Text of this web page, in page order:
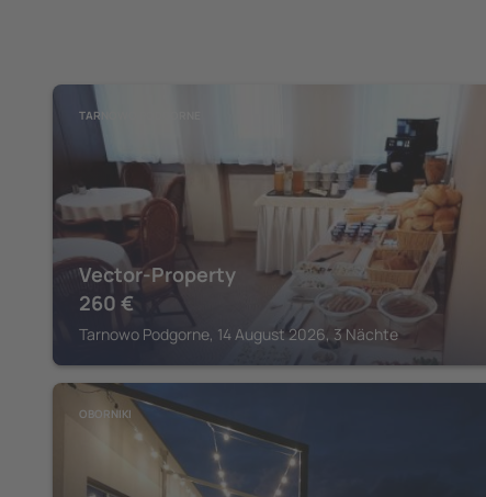
TARNOWO PODGORNE
Vector-Property
260 €
Tarnowo Podgorne, 14 August 2026, 3 Nächte
OBORNIKI